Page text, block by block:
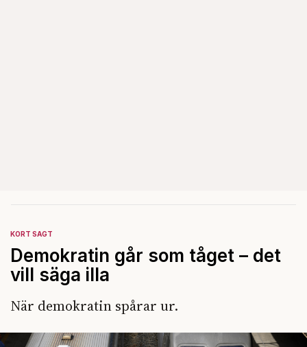
KORT SAGT
Demokratin går som tåget – det
vill säga illa
När demokratin spårar ur.